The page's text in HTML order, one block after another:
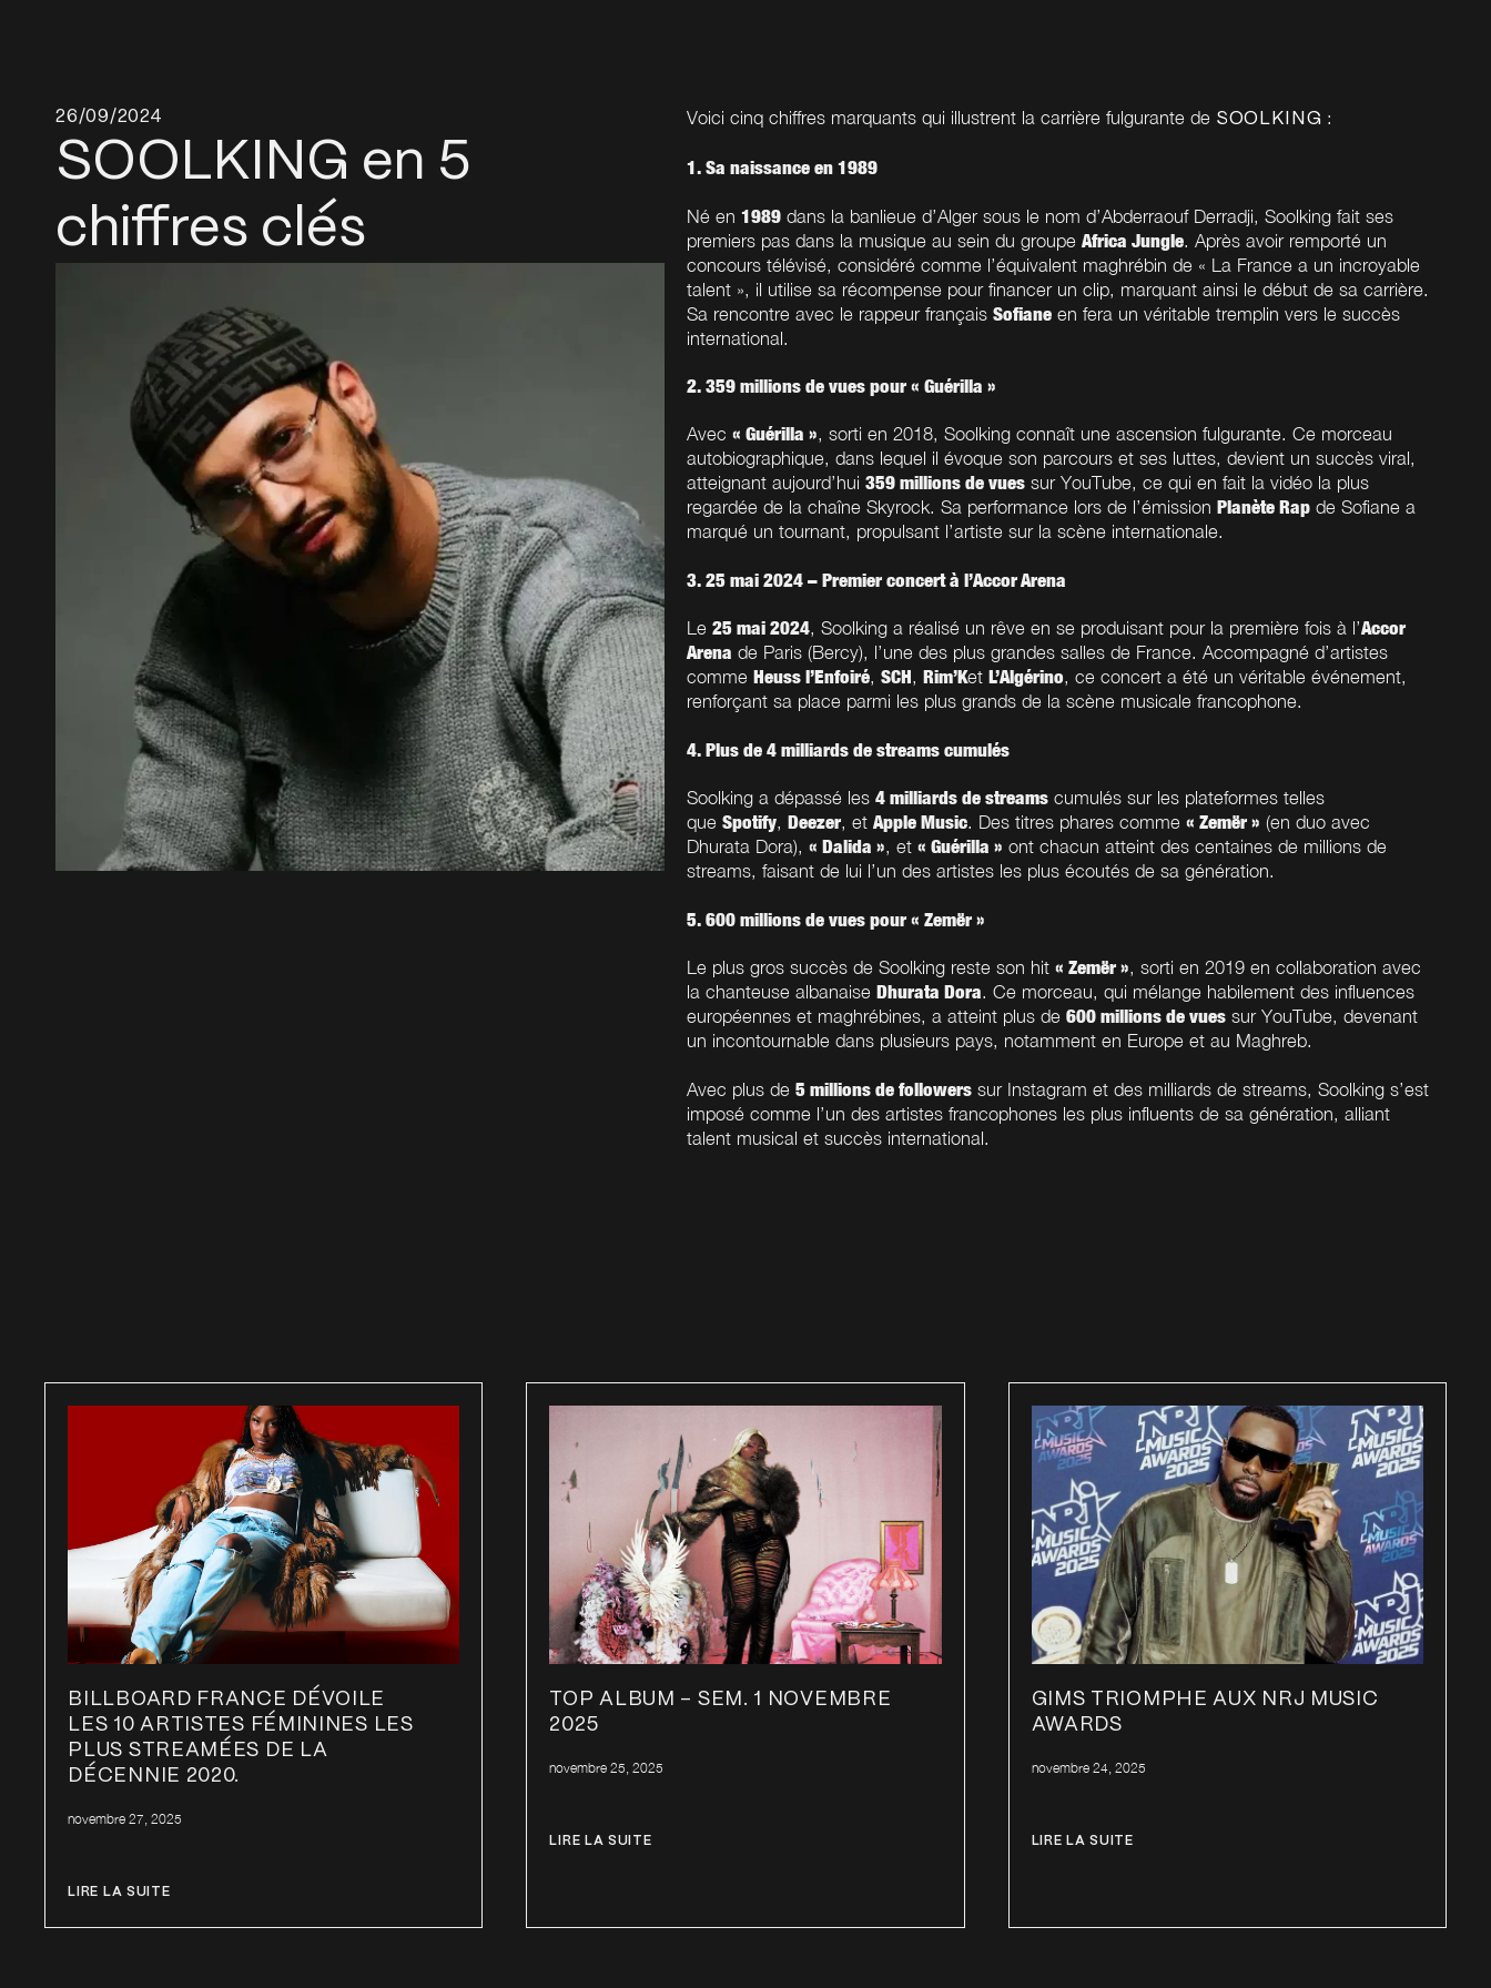
26/09/2024
SOOLKING en 5
chiffres clés
Voici cinq chiffres marquants qui illustrent la carrière fulgurante de SOOLKING :
1. Sa naissance en 1989
Né en 1989dans la banlieue d’Alger sous le nom d’Abderraouf Derradji, Soolking fait ses
premiers pas dans la musique au sein du groupe Africa Jungle. Après avoir remporté un
concours télévisé, considéré comme l’équivalent maghrébin de « La France a un incroyable
talent », il utilise sa récompense pour financer un clip, marquant ainsi le début de sa carrière.
Sa rencontre avec le rappeur français Sofianeen fera un véritable tremplin vers le succès
international.
2. 359 millions de vues pour « Guérilla »
Avec « Guérilla », sorti en 2018, Soolking connaît une ascension fulgurante. Ce morceau
autobiographique, dans lequel il évoque son parcours et ses luttes, devient un succès viral,
atteignant aujourd’hui 359 millions de vuessur YouTube, ce qui en fait la vidéo la plus
regardée de la chaîne Skyrock. Sa performance lors de l’émission Planète Rapde Sofiane a
marqué un tournant, propulsant l’artiste sur la scène internationale.
3. 25 mai 2024 – Premier concert à l’Accor Arena
Le 25 mai 2024, Soolking a réalisé un rêve en se produisant pour la première fois à l’Accor
Arena de Paris (Bercy), l’une des plus grandes salles de France. Accompagné d’artistes
comme Heuss l’Enfoiré, SCH, Rim’Ket L’Algérino, ce concert a été un véritable événement,
renforçant sa place parmi les plus grands de la scène musicale francophone.
4. Plus de 4 milliards de streams cumulés
Soolking a dépassé les 4 milliards de streamscumulés sur les plateformes telles
que Spotify, Deezer, et Apple Music. Des titres phares comme « Zemër » (en duo avec
Dhurata Dora), « Dalida », et « Guérilla » ont chacun atteint des centaines de millions de
streams, faisant de lui l’un des artistes les plus écoutés de sa génération.
5. 600 millions de vues pour « Zemër »
Le plus gros succès de Soolking reste son hit « Zemër », sorti en 2019 en collaboration avec
la chanteuse albanaise Dhurata Dora. Ce morceau, qui mélange habilement des influences
européennes et maghrébines, a atteint plus de 600 millions de vuessur YouTube, devenant
un incontournable dans plusieurs pays, notamment en Europe et au Maghreb.
Avec plus de 5 millions de followerssur Instagram et des milliards de streams, Soolking s’est
imposé comme l’un des artistes francophones les plus influents de sa génération, alliant
talent musical et succès international.
BILLBOARD FRANCE DÉVOILE
LES 10 ARTISTES FÉMININES LES
PLUS STREAMÉES DE LA
DÉCENNIE 2020.
novembre 27, 2025
LIRE LA SUITE
TOP ALBUM – SEM. 1 NOVEMBRE
2025
novembre 25, 2025
LIRE LA SUITE
GIMS TRIOMPHE AUX NRJ MUSIC
AWARDS
novembre 24, 2025
LIRE LA SUITE